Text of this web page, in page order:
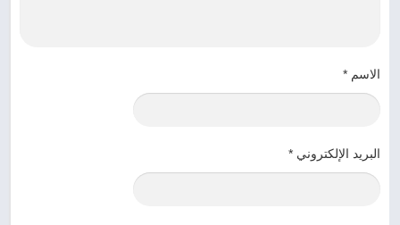
الاسم *
البريد الإلكتروني *